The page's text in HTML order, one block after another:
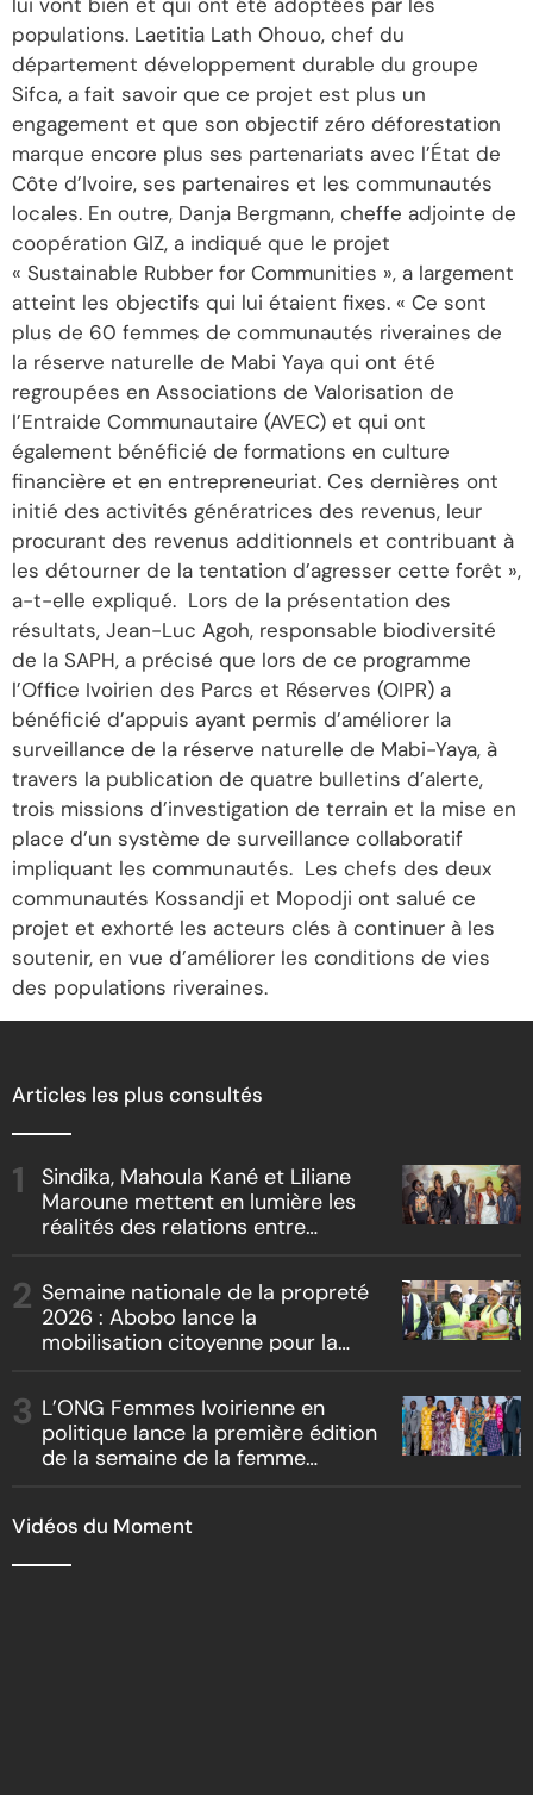
populations. Laetitia Lath Ohouo, chef du
département développement durable du groupe
Sifca, a fait savoir que ce projet est plus un
engagement et que son objectif zéro déforestation
marque encore plus ses partenariats avec l’État de
Côte d’Ivoire, ses partenaires et les communautés
locales. En outre, Danja Bergmann, cheffe adjointe de
coopération GIZ, a indiqué que le projet
« Sustainable Rubber for Communities », a largement
atteint les objectifs qui lui étaient fixes. « Ce sont
plus de 60 femmes de communautés riveraines de
la réserve naturelle de Mabi Yaya qui ont été
regroupées en Associations de Valorisation de
l’Entraide Communautaire (AVEC) et qui ont
également bénéficié de formations en culture
financière et en entrepreneuriat. Ces dernières ont
initié des activités génératrices des revenus, leur
procurant des revenus additionnels et contribuant à
les détourner de la tentation d’agresser cette forêt »,
a-t-elle expliqué. Lors de la présentation des
résultats, Jean-Luc Agoh, responsable biodiversité
de la SAPH, a précisé que lors de ce programme
l’Office Ivoirien des Parcs et Réserves (OIPR) a
bénéficié d’appuis ayant permis d’améliorer la
surveillance de la réserve naturelle de Mabi-Yaya, à
travers la publication de quatre bulletins d’alerte,
trois missions d’investigation de terrain et la mise en
place d’un système de surveillance collaboratif
impliquant les communautés. Les chefs des deux
communautés Kossandji et Mopodji ont salué ce
projet et exhorté les acteurs clés à continuer à les
soutenir, en vue d’améliorer les conditions de vies
des populations riveraines.
Articles les plus consultés
Sindika, Mahoula Kané et Liliane
Maroune mettent en lumière les
réalités des relations entre
« Boss vs Boss »
Semaine nationale de la propreté
2026 : Abobo lance la
mobilisation citoyenne pour la
L’ONG Femmes Ivoirienne en
politique lance la première édition
de la semaine de la femme
Vidéos du Moment